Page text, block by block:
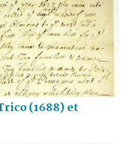
(1688) et